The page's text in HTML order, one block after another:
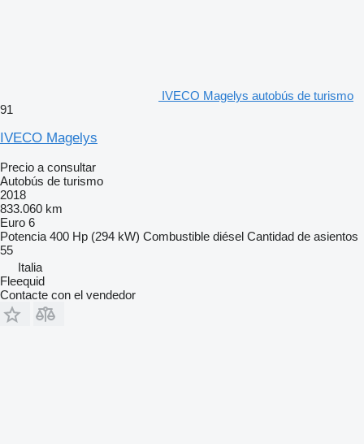
IVECO Magelys autobús de turismo
91
IVECO Magelys
Precio a consultar
Autobús de turismo
2018
833.060 km
Euro 6
Potencia 400 Hp (294 kW) Combustible diésel Cantidad de asientos
55
Italia
Fleequid
Contacte con el vendedor